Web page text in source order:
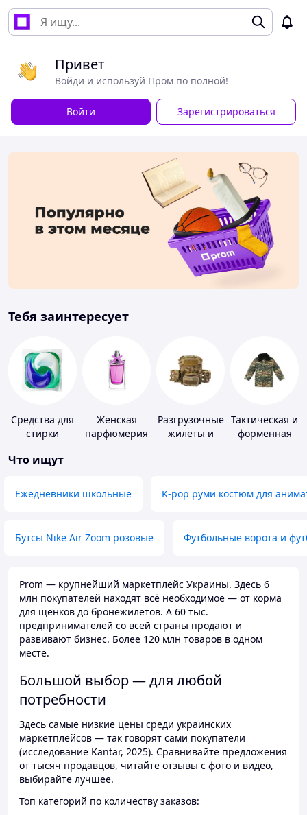
Привет
Войди и используй Пром по полной!
Войти Зарегистрироваться
Тебя заинтересует
Средства для
стирки
Женская
парфюмерия
Разгрузочные
жилеты и
Тактическая и
форменная
Что ищут
Ежедневники школьные K-pop руми костюм для
Бутсы Nike Air Zoom розовые Футбольные ворота и
Prom — крупнейший маркетплейс Украины. Здесь 6
млн покупателей находят всё необходимое — от корма
для щенков до бронежилетов. А 60 тыс.
предпринимателей со всей страны продают и
развивают бизнес. Более 120 млн товаров в одном
месте.
Большой выбор — для любой
потребности
Здесь самые низкие цены среди украинских
маркетплейсов — так говорят сами покупатели
(исследование Kantar, 2025). Сравнивайте предложения
от тысяч продавцов, читайте отзывы с фото и видео,
выбирайте лучшее.
Топ категорий по количеству заказов: